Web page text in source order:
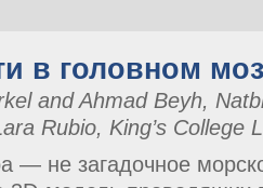
в головном
and Ahmad Beyh,
Rubio, King’s College
— не загадочное